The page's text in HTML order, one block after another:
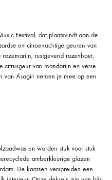
Festival, dat plaatsvindt aan de
en citroenachtige geuren van
rustgevend rozenhout,
citrusgeur van mandarijn en verse
van Asagiri nemen je mee op een
en worden stuk voor stuk
amberkleurige glazen
De kaarsen verspreiden een